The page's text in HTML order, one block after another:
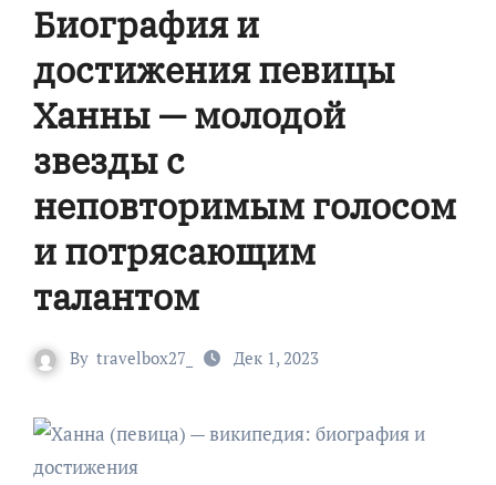
Биография и
достижения певицы
Ханны — молодой
звезды с
неповторимым голосом
и потрясающим
талантом
By travelbox27_ Дек 1, 2023